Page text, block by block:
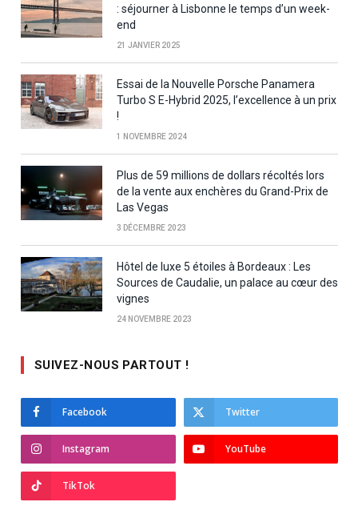
: séjourner à Lisbonne le temps d’un week-
end
21 JANVIER 2025
Essai de la Nouvelle Porsche Panamera
Turbo S E-Hybrid 2025, l’excellence à un prix
!
1 NOVEMBRE 2024
Plus de 59 millions de dollars récoltés lors
de la vente aux enchères du Grand-Prix de
Las Vegas
3 DÉCEMBRE 2023
Hôtel de luxe 5 étoiles à Bordeaux : Les
Sources de Caudalie, un palace au cœur des
vignes
24 NOVEMBRE 2023
SUIVEZ-NOUS PARTOUT !
Facebook Twitter
Instagram YouTube
TikTok